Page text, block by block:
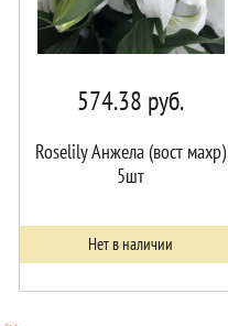
574.38 руб.
Roselily Анжела (вост махр)
5шт
Нет в наличии